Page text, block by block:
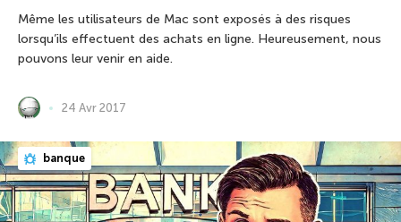
Même les utilisateurs de Mac sont exposés à des risques
lorsqu’ils effectuent des achats en ligne. Heureusement, nous
pouvons leur venir en aide.
24 Avr 2017
banque